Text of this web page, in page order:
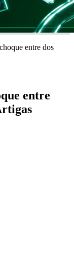
entre dos
entre